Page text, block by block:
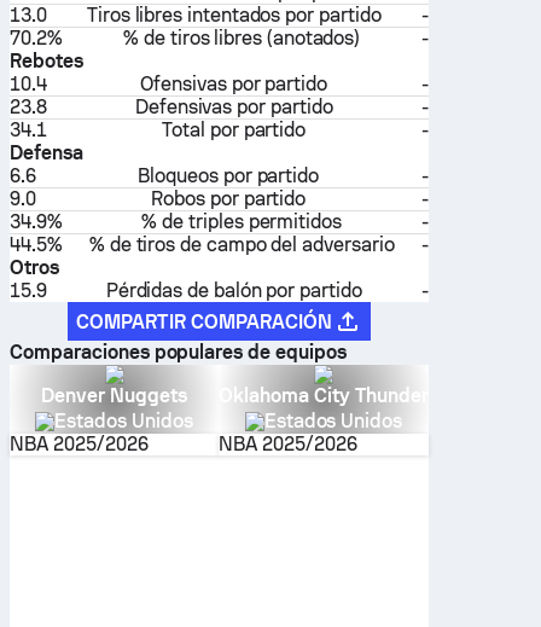
13.0
Tiros libres intentados por partido
-
70.2%
% de tiros libres (anotados)
-
Rebotes
10.4
Ofensivas por partido
-
23.8
Defensivas por partido
-
34.1
Total por partido
-
Defensa
6.6
Bloqueos por partido
-
9.0
Robos por partido
-
34.9%
% de triples permitidos
-
44.5%
% de tiros de campo del adversario
-
Otros
15.9
Pérdidas de balón por partido
-
COMPARTIR COMPARACIÓN
Comparaciones populares de equipos
Denver Nuggets
Estados Unidos
NBA 2025/2026
Oklahoma City Thunder
Estados Unidos
NBA 2025/2026